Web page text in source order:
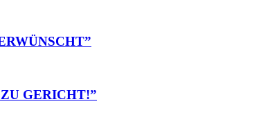
GERICHT!”